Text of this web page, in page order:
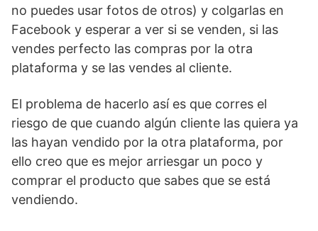
no puedes usar fotos de otros) y colgarlas en
Facebook y esperar a ver si se venden, si las
vendes perfecto las compras por la otra
plataforma y se las vendes al cliente.
El problema de hacerlo así es que corres el
riesgo de que cuando algún cliente las quiera ya
las hayan vendido por la otra plataforma, por
ello creo que es mejor arriesgar un poco y
comprar el producto que sabes que se está
vendiendo.